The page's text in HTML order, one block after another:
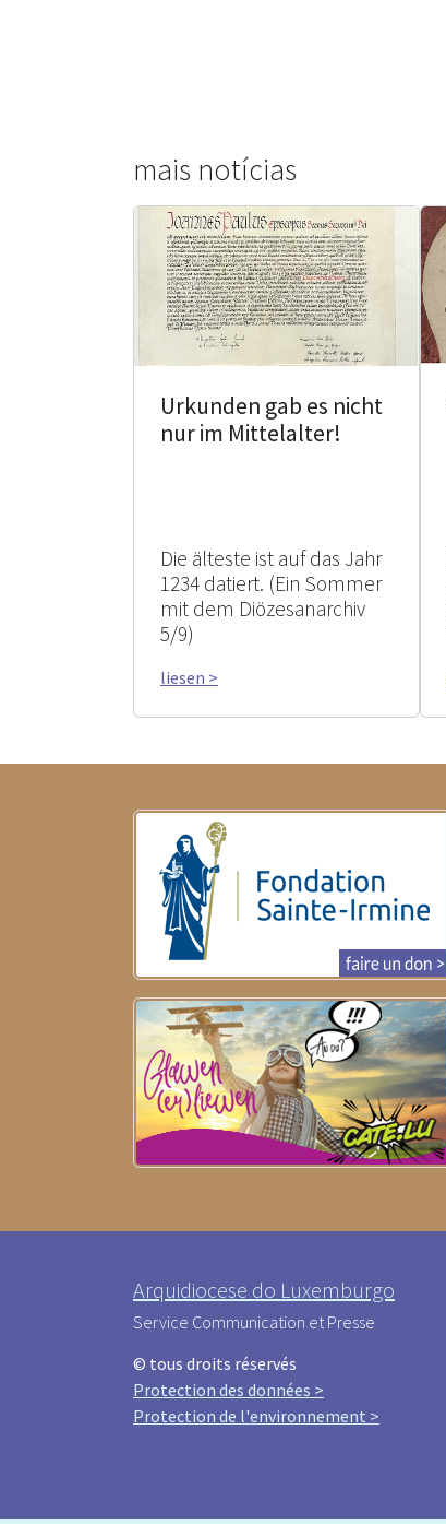
mais notícias
Urkunden gab es nicht
nur im Mittelalter!
Die älteste ist auf das Jahr
1234 datiert. (Ein Sommer
mit dem Diözesanarchiv
5/9)
liesen >
Arquidiocese do Luxemburgo
Service Communication et Presse
© tous droits réservés
Protection des données >
Protection de l'environnement >